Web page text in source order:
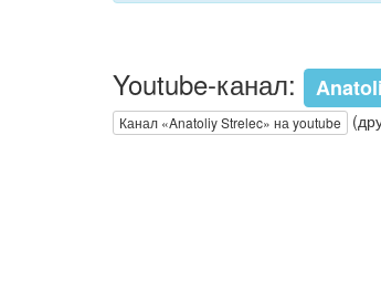
Youtube-канал:
Канал «Anatoliy Strelec» на youtube